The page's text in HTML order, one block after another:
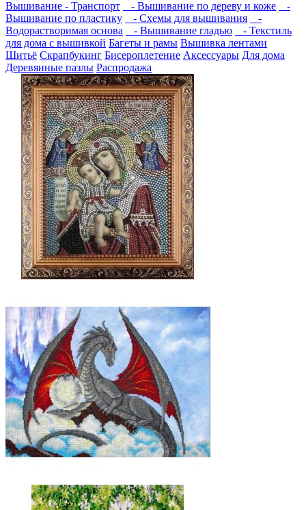
Вышивание - Транспорт - Вышивание по дереву и коже
-
Вышивание по пластику
- Схемы для вышивания
-
Водорастворимая основа
- Вышивание гладью
- Текстиль
для дома с вышивкой Багеты и рамы Вышивка лентами
Шитьё Скрапбукинг Бисероплетение Аксессуары Для дома
Деревянные пазлы Распродажа